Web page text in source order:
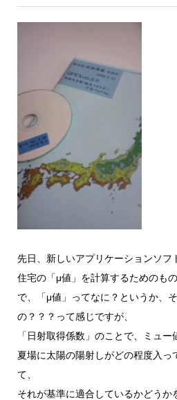
先日、新しいアプリケーションソフ
住宅の「μ値」を計算するためのもの
で、「μ値」ってなに？というか、
の？？？って感じですが、
「日射取得係数」のことで、ミュー
夏場に太陽の陽射しがどの程度入っ
て、
それが基準に適合しているかどうか